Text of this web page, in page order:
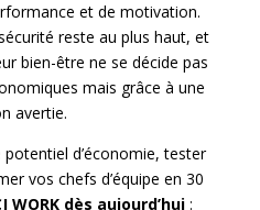
et de motivation.
reste au plus haut, et
bien-être ne se décide pas
mais grâce à une
avertie.
d’économie, tester
vos chefs d’équipe en 30
WORK dès aujourd’hui :